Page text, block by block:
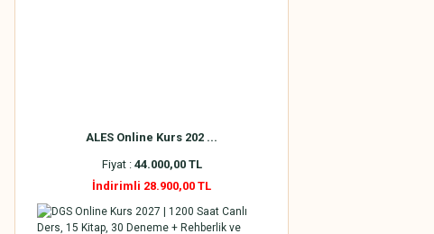
ALES Online Kurs 202 ...
Fiyat : 44.000,00 TL
İndirimli 28.900,00 TL